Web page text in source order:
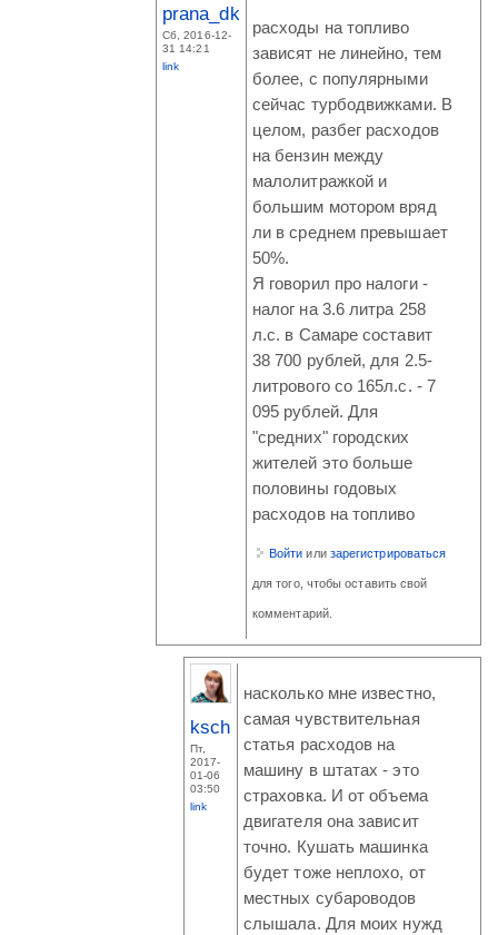
prana_dk
Сб, 2016-12-
31 14:21
link
расходы на топливо
зависят не линейно, тем
более, с популярными
сейчас турбодвижками. В
целом, разбег расходов
на бензин между
малолитражкой и
большим мотором вряд
ли в среднем превышает
50%.
Я говорил про налоги -
налог на 3.6 литра 258
л.с. в Самаре составит
38 700 рублей, для 2.5-
литрового со 165л.с. - 7
095 рублей. Для
"средних" городских
жителей это больше
половины годовых
расходов на топливо
Войти или зарегистрироваться
для того, чтобы оставить свой
комментарий.
ksch
Пт,
2017-
01-06
03:50
link
насколько мне известно,
самая чувствительная
статья расходов на
машину в штатах - это
страховка. И от объема
двигателя она зависит
точно. Кушать машинка
будет тоже неплохо, от
местных субароводов
слышала. Для моих нужд